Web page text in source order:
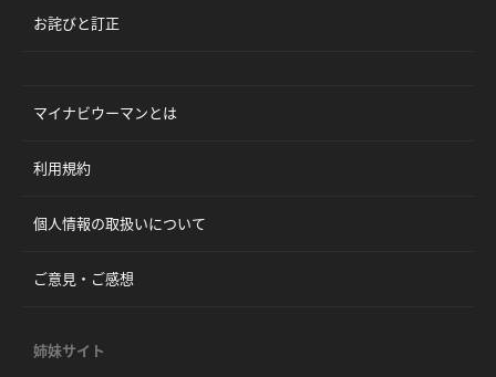
お詫びと訂正
マイナビウーマンとは
利用規約
個人情報の取扱いについて
ご意見・ご感想
姉妹サイト